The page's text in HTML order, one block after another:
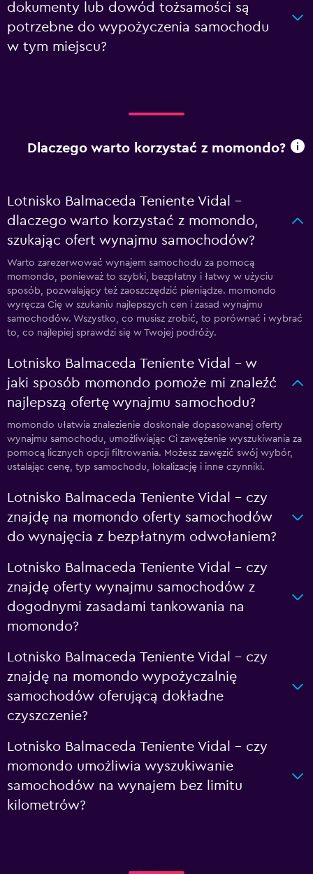
dokumenty lub dowód tożsamości są
potrzebne do wypożyczenia samochodu
w tym miejscu?
Dlaczego warto korzystać z momondo?
Lotnisko Balmaceda Teniente Vidal –
dlaczego warto korzystać z momondo,
szukając ofert wynajmu samochodów?
Warto zarezerwować wynajem samochodu za pomocą
momondo, ponieważ to szybki, bezpłatny i łatwy w użyciu
sposób, pozwalający też zaoszczędzić pieniądze. momondo
wyręcza Cię w szukaniu najlepszych cen i zasad wynajmu
samochodów. Wszystko, co musisz zrobić, to porównać i wybrać
to, co najlepiej sprawdzi się w Twojej podróży.
Lotnisko Balmaceda Teniente Vidal – w
jaki sposób momondo pomoże mi znaleźć
najlepszą ofertę wynajmu samochodu?
momondo ułatwia znalezienie doskonale dopasowanej oferty
wynajmu samochodu, umożliwiając Ci zawężenie wyszukiwania za
pomocą licznych opcji filtrowania. Możesz zawęzić swój wybór,
ustalając cenę, typ samochodu, lokalizację i inne czynniki.
Lotnisko Balmaceda Teniente Vidal – czy
znajdę na momondo oferty samochodów
do wynajęcia z bezpłatnym odwołaniem?
Lotnisko Balmaceda Teniente Vidal – czy
znajdę oferty wynajmu samochodów z
dogodnymi zasadami tankowania na
momondo?
Lotnisko Balmaceda Teniente Vidal – czy
znajdę na momondo wypożyczalnię
samochodów oferującą dokładne
czyszczenie?
Lotnisko Balmaceda Teniente Vidal – czy
momondo umożliwia wyszukiwanie
samochodów na wynajem bez limitu
kilometrów?